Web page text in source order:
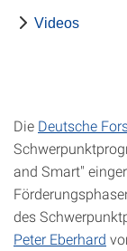
Videos
Die Deutsche
and Smart"
des
Peter Eberhard